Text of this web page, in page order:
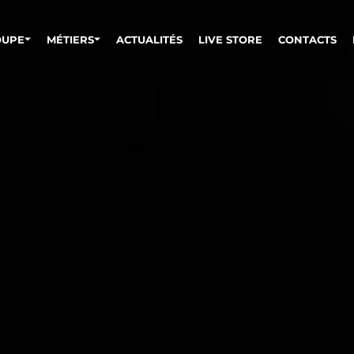
MÉTIERS ACTUALITÉS LIVE STORE CONTACTS